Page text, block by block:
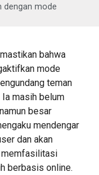
dengan mode
bahwa
mode
teman
masih belum
besar
mendengar
dan akan
berbasis online.